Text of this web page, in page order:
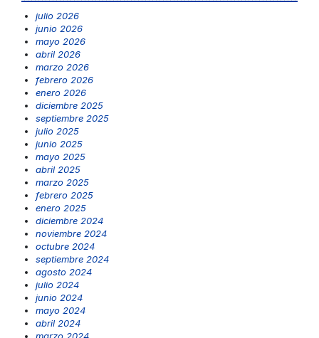
julio 2026
junio 2026
mayo 2026
abril 2026
marzo 2026
febrero 2026
enero 2026
diciembre 2025
septiembre 2025
julio 2025
junio 2025
mayo 2025
abril 2025
marzo 2025
febrero 2025
enero 2025
diciembre 2024
noviembre 2024
octubre 2024
septiembre 2024
agosto 2024
julio 2024
junio 2024
mayo 2024
abril 2024